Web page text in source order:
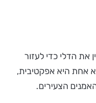
את הדלי כדי לעזור
אחת היא אפקטיבית,
הצעירים.